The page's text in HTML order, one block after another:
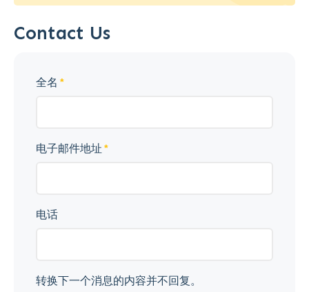
Contact Us
全名
电子邮件地址
电话
转换下一个消息的内容并不回复。